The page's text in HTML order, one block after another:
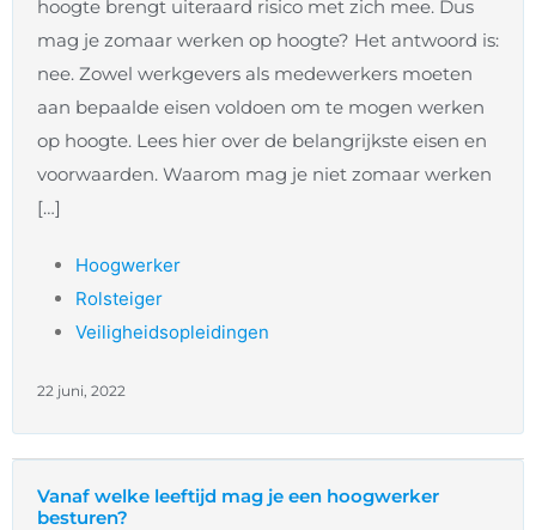
hoogte brengt uiteraard risico met zich mee. Dus
mag je zomaar werken op hoogte? Het antwoord is:
nee. Zowel werkgevers als medewerkers moeten
aan bepaalde eisen voldoen om te mogen werken
op hoogte. Lees hier over de belangrijkste eisen en
voorwaarden. Waarom mag je niet zomaar werken
[…]
Hoogwerker
Rolsteiger
Veiligheidsopleidingen
22 juni, 2022
Vanaf welke leeftijd mag je een hoogwerker
besturen?